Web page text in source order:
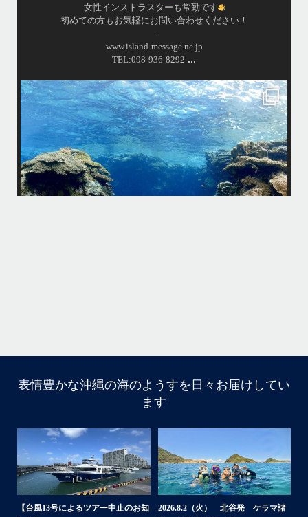
女性インストラスターも常勤です
初めての方もお気軽にお問い合わせください！
www.island-message.ne.jp
TEL:098-936-8292 ...
island.message
・
・
はいさーい
みわです！
季節はすっかり秋でとっても過ごしやすい沖縄です
海の上も秋(冬?)を感じずにはいられない日もありますが…笑
水温はまだまだ高く快適に潜れていますよ
先週はリピーター様とのんびり潜る機会が多く、写真もいろいろ撮れま
した。
はいさーい
みわです！
海の上も秋(冬?)を感じずにはいられない日もありますが…
笑
水温はまだまだ高く快適に潜れていますよ
先週はリピーター様とのんびり潜る機会が多く、写真もい
ろいろ撮れました。
表情豊かな沖縄の海のようすを日々お届けしてい
ます
【台風13号によるツアー中止のお知
2026.8.2（火） 北谷発 ケラマ諸